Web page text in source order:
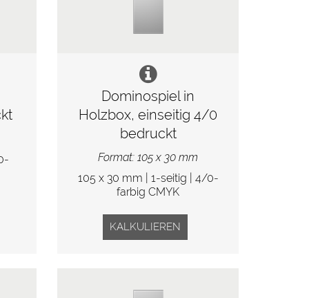
Dominospiel in
Holzbox, einseitig 4/0
bedruckt
Format: 105 x 30 mm
105 x 30 mm | 1-seitig | 4/0-
farbig CMYK
KALKULIEREN